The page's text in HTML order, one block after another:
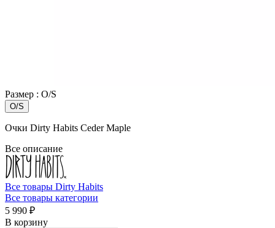
Размер : O/S
O/S
Очки Dirty Habits Ceder Maple
Все описание
Все товары Dirty Habits
Все товары категории
5 990 ₽
В корзину